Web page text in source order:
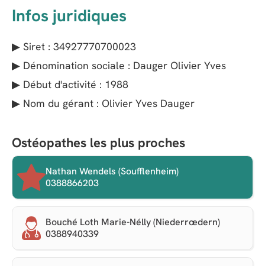
Infos juridiques
▶ Siret : 34927770700023
▶ Dénomination sociale : Dauger Olivier Yves
▶ Début d'activité : 1988
▶ Nom du gérant : Olivier Yves Dauger
Ostéopathes les plus proches
Nathan Wendels (Soufflenheim)
0388866203
Bouché Loth Marie-Nélly (Niederrœdern)
0388940339